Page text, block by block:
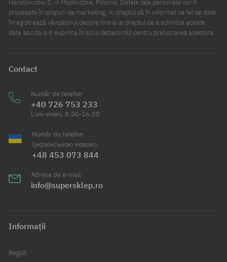
Handlowców 2, în Modlniczka, Polonia. Datele tale personale vor fi
procesate în scopuri de marketing. Ai dreptul să fii informat ce fel de date
înregistrează vânzătorul despre tine și ai dreptul de a schimba aceste
date sau de a-ți exprima în scris dezacordul pentru prelucrarea acestora.
Contact
Număr de telefon
+40 726 753 233
Luni-vineri, 8.00-16.00
Număr de telefon
(українською мовою)
+48 453 073 844
Adresa de e-mail
info@supersklep.ro
Informații
Reguli